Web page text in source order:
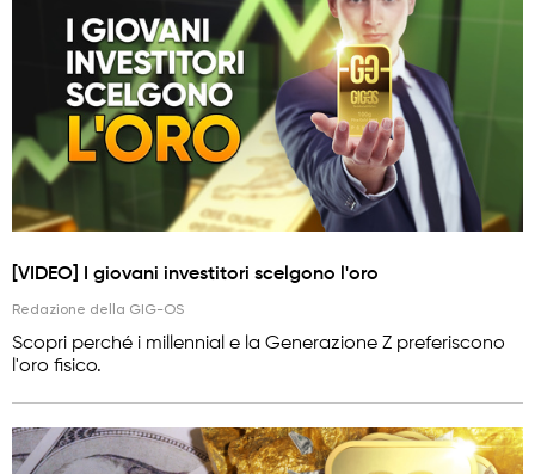
[VIDEO] I giovani investitori scelgono l'oro
Redazione della GIG-OS
Scopri perché i millennial e la Generazione Z preferiscono
l'oro fisico.